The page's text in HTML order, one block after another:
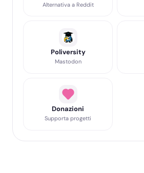
Alternativa a Reddit
Poliversity
Mastodon
Donazioni
Supporta progetti